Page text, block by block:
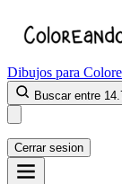
Dibujos para
Buscar entre
Cerrar sesion